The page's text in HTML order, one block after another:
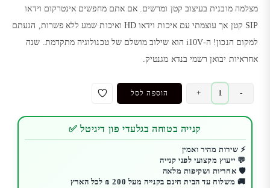
מצלמה מובנית בעיצוב קטן ומרשים. אם אתם מחפשים אינטרקום וידאו
SIP קטן אך עוצמתי עם איכות וידאו HD ואיכות שמע ללא פשרות, הגעתם
למקום הנכון! ה-i10V הוא שילוב מושלם של טכנולוגיה מתקדמת. שנה
אחראיות יבואן רשמי בנדא מגנטיק.
-
כמות
של
מיני
אינטרקום
FANVIL
i10V
|
+ הוספה לסל
קנייה בטוחה בגלעדי פון דיגיטל ✅
⚡ שירות מהיר ואמין
💬 ייעוץ מקצועי לפני קנייה
🛡️ אחריות ושקיפות מלאה
🚚 משלוח עד הבית חינם בקנייה מעל 200 ₪ לכל הארץ